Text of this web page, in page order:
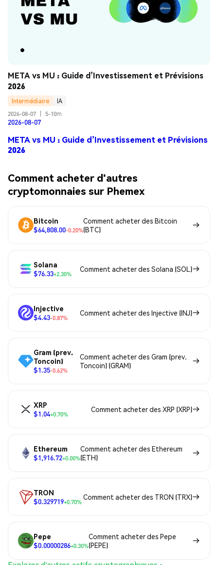
META vs MU : Guide d’Investissement et Prévisions
2026
Intermédiaire
IA
2026-08-07
5-10m
2026-08-07
META vs MU : Guide d’Investissement et Prévisions
2026
Comment acheter d'autres
cryptomonnaies sur Phemex
Bitcoin
$64,808.00-0.20%
Comment acheter des Bitcoin
(BTC)
Solana
$76.33+2.30%
Comment acheter des Solana (SOL)
Injective
$4.43-0.87%
Comment acheter des Injective (INJ)
Gram (prev.
Toncoin)
$1.35-0.62%
Comment acheter des Gram (prev.
Toncoin) (GRAM)
XRP
$1.04+0.70%
Comment acheter des XRP (XRP)
Ethereum
$1,916.72+0.00%
Comment acheter des Ethereum
(ETH)
TRON
$0.329719+0.70%
Comment acheter des TRON (TRX)
Pepe
$0.00000286+0.30%
Comment acheter des Pepe
(PEPE)